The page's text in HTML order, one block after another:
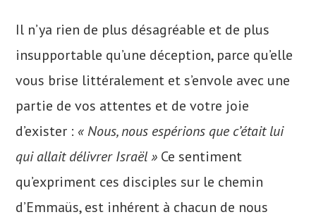
Il n’ya rien de plus désagréable et de plus
insupportable qu’une déception, parce qu’elle
vous brise littéralement et s’envole avec une
partie de vos attentes et de votre joie
d’exister : « Nous, nous espérions que c’était lui
qui allait délivrer Israël » Ce sentiment
qu’expriment ces disciples sur le chemin
d’Emmaüs, est inhérent à chacun de nous